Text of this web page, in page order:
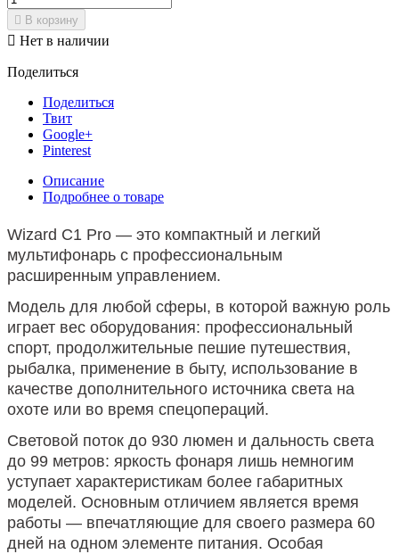
 В корзину
 Нет в наличии
Поделиться
Поделиться
Твит
Google+
Pinterest
Описание
Подробнее о товаре
Wizard C1 Pro — это компактный и легкий
мультифонарь с профессиональным
расширенным управлением.
Модель для любой сферы, в которой важную роль
играет вес оборудования: профессиональный
спорт, продолжительные пешие путешествия,
рыбалка, применение в быту, использование в
качестве дополнительного источника света на
охоте или во время спецопераций.
Световой поток до 930 люмен и дальность света
до 99 метров: яркость фонаря лишь немногим
уступает характеристикам более габаритных
моделей. Основным отличием является время
работы — впечатляющие для своего размера 60
дней на одном элементе питания. Особая